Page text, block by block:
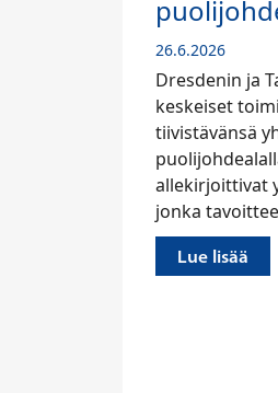
alueiden
aiesopimuksen,
on vahvistaa…